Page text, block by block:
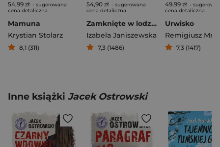
54,99 zł - sugerowana
cena detaliczna
Mamuna
Krystian Stolarz
8,1 (311)
54,90 zł - sugerowana
cena detaliczna
Zamknięte w lodzie
Izabela Janiszewska
7,3 (1486)
49,99 zł -
cena detaliczna
Urwisko
Remigiusz
7,3 (1417)
Inne książki Jacek Ostrowski